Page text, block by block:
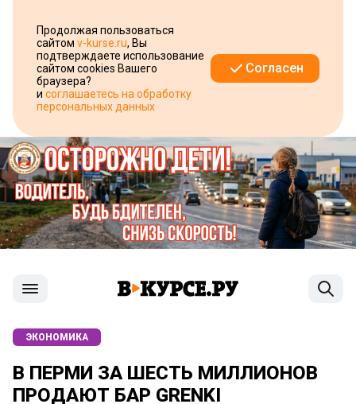
Продолжая пользоваться
сайтом v-kurse.ru, Вы
подтверждаете использование
сайтом cookies Вашего
браузера?
и соглашаетесь на обработку
персональных данных
Согласен
ЭКОНОМИКА
В ПЕРМИ ЗА ШЕСТЬ МИЛЛИОНОВ
ПРОДАЮТ БАР GRENKI